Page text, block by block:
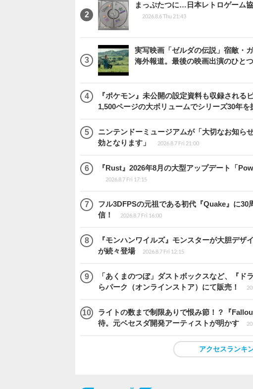
まっぷたつに…日本レトロゲーム
2026.8.6 Thu 21:43
実写映画「ゼルダの伝説」宿敵・
海外報道。最後の映画出演のひと
『ポケモン』未公開の設定資料も収録され
1,500ページの大ボリュームでシリーズ30年を
ニンテンドーミュージアムが「大切なお知ら
効となります」
2026.8.7 Fri 21:00
『Rust』2026年8月の大型アップデート「
2026.8.7 Fri 17:15
フル3DFPSの元祖である初代『Quake』に
信！
2026.8.7 Fri 16:00
『モンハンワイルズ』モンスターが大胆デ
が続々登場
2026.8.7 Fri 12:15
「あくまのつぼ」ダストボックスなど、『
らパーク（オンラインストア）にて販売！
ライトの数まで制限ありで恨み節！？『
待。元ベセスダ開発アーティストが明かす
アクセスランキ